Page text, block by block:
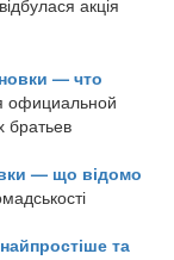
акція
— что
братьев
— що відомо
та